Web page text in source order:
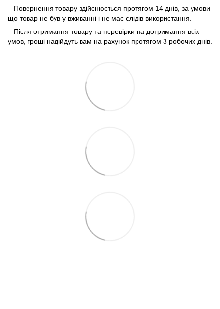
Повернення товару здійснюється протягом 14 днів, за умови
що товар не був у вживанні і не має слідів використання.
Після отримання товару та перевірки на дотримання всіх
умов, гроші надійдуть вам на рахунок протягом 3 робочих днів.